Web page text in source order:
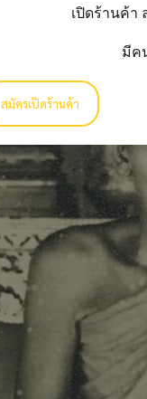
เปิดร้านค้า
มีค
สมัครเปิดร้านค้า